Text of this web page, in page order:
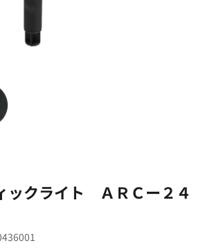
ックライト ＡＲＣー２４